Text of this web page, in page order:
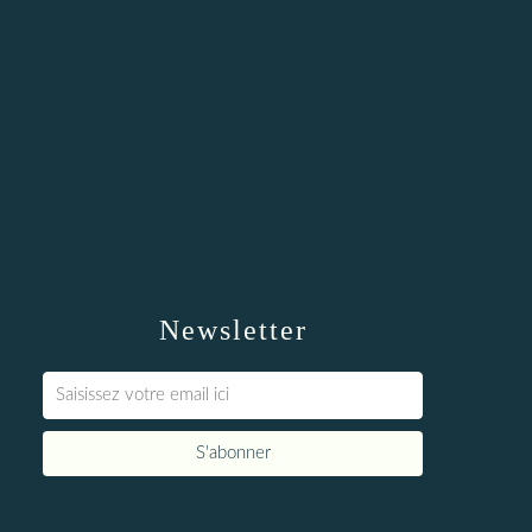
Newsletter